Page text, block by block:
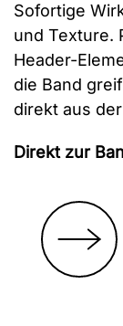
Sofortige
und Texture.
Header-
die Band
direkt aus
Direkt zur